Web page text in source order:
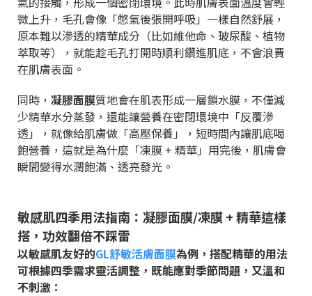
微上升，毛孔會像「憋氣後張開呼吸」一樣自然舒展，
原本難以滲透的精華成分（比如維他命、玻尿酸、植物
萃取等），就能趁毛孔打開時順利鑽進肌底，不會浪費
在肌膚表面。
同時， 凝膠面膜質地會在肌表形成一層鎖水膜，不僅減
少精華水分蒸發，還能讓營養在密閉環境中「反覆滲
透」，就像給肌膚做「高壓保養」，短時間內讓肌底喝
飽營養，這就是為什麼「凍膜 + 精華」用完後，肌膚會
瞬間變得水潤飽滿、透亮發光。
敏感肌四季用法指南：凝膠面膜/凍膜+精華這樣
搭，功效翻倍不踩雷
以敏感肌友好的GL舒敏活膚面膜為例，搭配精華的用法
可根據四季需求靈活調整，既能應對季節問題，又溫和
不刺激：